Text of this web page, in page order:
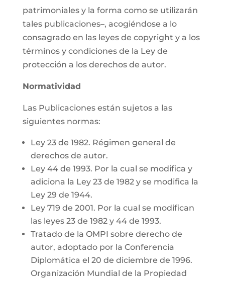
patrimoniales y la forma como se utilizarán
tales publicaciones–, acogiéndose a lo
consagrado en las leyes de copyright y a los
términos y condiciones de la Ley de
protección a los derechos de autor.
Normatividad
Las Publicaciones están sujetos a las
siguientes normas:
Ley 23 de 1982. Régimen general de
derechos de autor.
Ley 44 de 1993. Por la cual se modifica y
adiciona la Ley 23 de 1982 y se modifica la
Ley 29 de 1944.
Ley 719 de 2001. Por la cual se modifican
las leyes 23 de 1982 y 44 de 1993.
Tratado de la OMPI sobre derecho de
autor, adoptado por la Conferencia
Diplomática el 20 de diciembre de 1996.
Organización Mundial de la Propiedad